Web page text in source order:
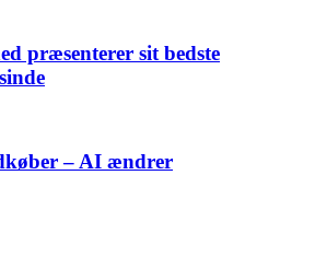
præsenterer sit bedste
– AI ændrer